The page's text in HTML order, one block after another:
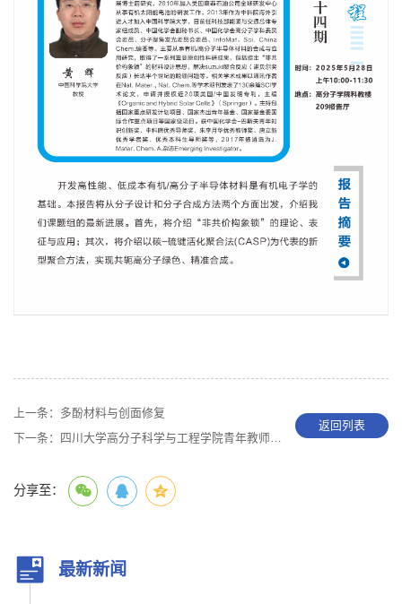
上一条： 多酚材料与创面修复
下一条：
四川大学高分子科学与工程学院青年教师论坛（第十一期）
返回列表
分享至：
最新新闻